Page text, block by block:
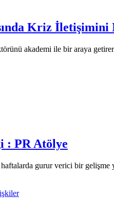
Kriz
akademi ile bir araya
: PR Atölye
gurur verici bir